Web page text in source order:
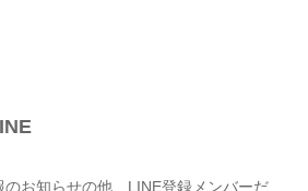
お知らせの他、LINE登録メンバーだ